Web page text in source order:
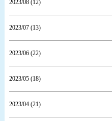
2023/08 (12)
2023/07 (13)
2023/06 (22)
2023/05 (18)
2023/04 (21)